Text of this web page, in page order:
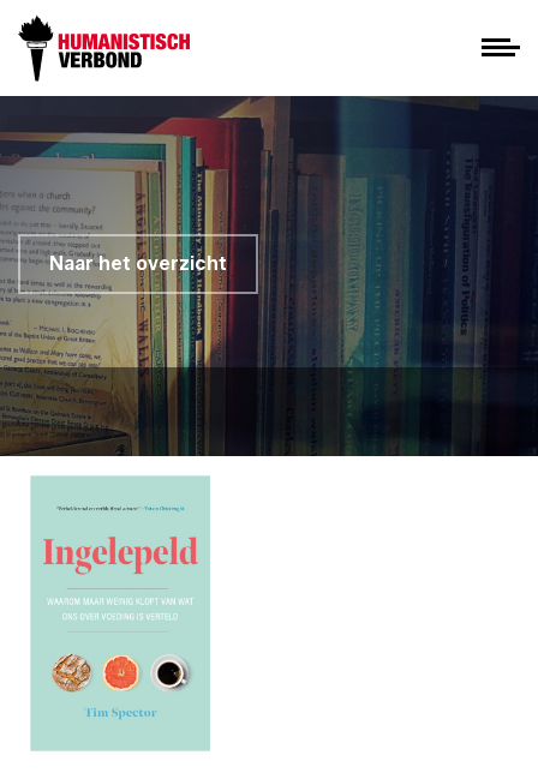
Naar het overzicht